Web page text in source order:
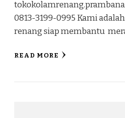
0813-3199-0995 Kami
renang siap membantu
READ MORE